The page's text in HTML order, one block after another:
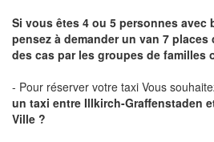
Si vous êtes 4 ou 5 personnes avec
pensez à demander un van 7
des cas par les groupes de familles
- Pour réserver votre taxi Vous
un taxi entre Illkirch-Graffenstaden
Ville ?